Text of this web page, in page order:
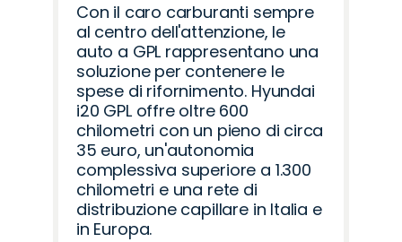
Con il caro carburanti sempre
al centro dell'attenzione, le
auto a GPL rappresentano una
soluzione per contenere le
spese di rifornimento. Hyundai
i20 GPL offre oltre 600
chilometri con un pieno di circa
35 euro, un'autonomia
complessiva superiore a 1.300
chilometri e una rete di
distribuzione capillare in Italia e
in Europa.